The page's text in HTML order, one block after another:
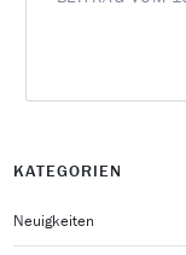
KATEGORIEN
Neuigkeiten